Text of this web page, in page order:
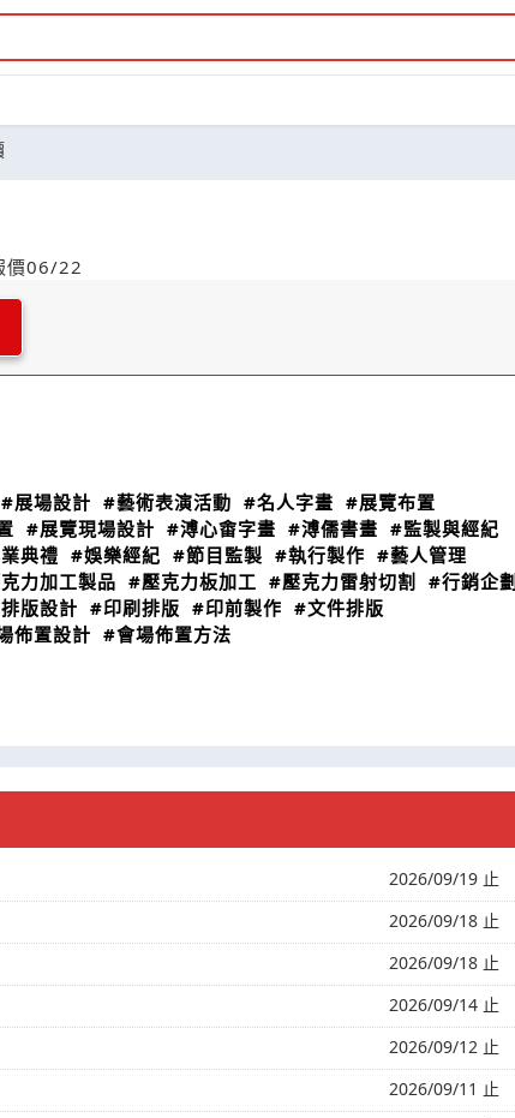
價06/22
#展場設計 #藝術表演活動 #名人字畫 #展覽布置
#展覽現場設計 #溥心畬字畫 #溥儒書畫 #監製與經紀
典禮 #娛樂經紀 #節目監製 #執行製作 #藝人管理
力加工製品 #壓克力板加工 #壓克力雷射切割
#行銷企劃
版設計 #印刷排版 #印前製作 #文件排版
佈置設計 #會場佈置方法
2026/09/19 止
2026/09/18 止
2026/09/18 止
2026/09/14 止
2026/09/12 止
2026/09/11 止